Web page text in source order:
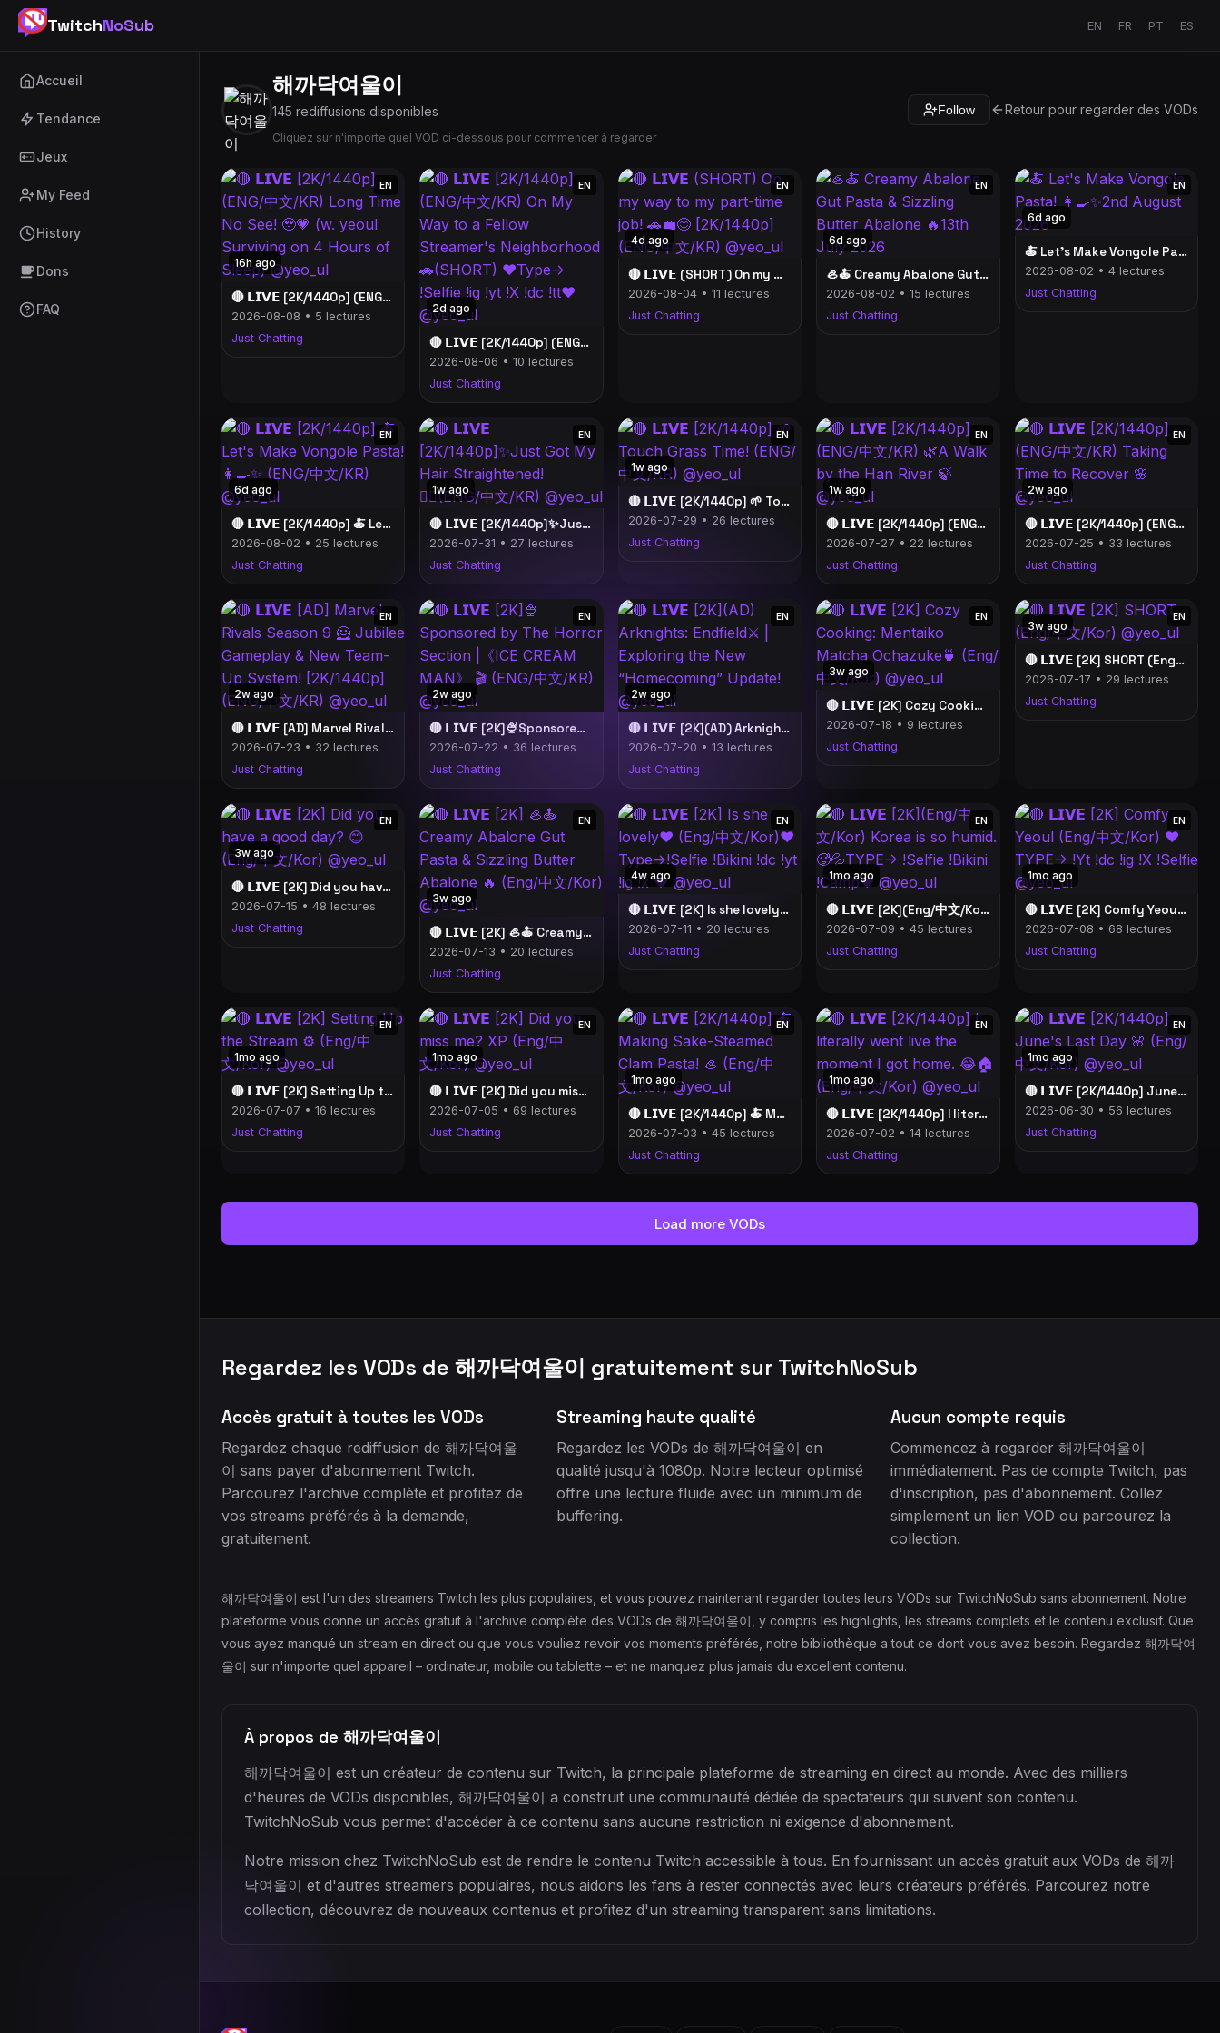
TwitchNoSub EN FR PT ES
Accueil
Tendance
Jeux
My Feed
History
Dons
FAQ
해까닥여울이
145 rediffusions disponibles
Cliquez sur n'importe quel VOD ci-dessous pour commencer à regarder
Follow Retour pour regarder des VODs
16h ago
EN
🔴 𝗟𝗜𝗩𝗘 [2K/1440p] (ENG/中文/KR) Long Time No See! 🥹💗 (w. yeoul Surviving on 4 Hours of Sleep) @yeo_ul
2026-08-08 • 5 lectures
Just Chatting
2d ago
EN
🔴 𝗟𝗜𝗩𝗘 [2K/1440p] (ENG/中文/KR) On My Way to a Fellow Streamer's Neighborhood 🚗(SHORT) ❤️Type-> !Selfie !ig !yt !X !dc !tt❤️ @yeo_ul
2026-08-06 • 10 lectures
Just Chatting
4d ago
EN
🔴 𝗟𝗜𝗩𝗘 (SHORT) On my way to my part-time job! 🚗💼😊 [2K/1440p] (ENG/中文/KR) @yeo_ul
2026-08-04 • 11 lectures
Just Chatting
6d ago
EN
🦪🍝 Creamy Abalone Gut Pasta & Sizzling Butter Abalone 🔥13th July 2026
2026-08-02 • 15 lectures
Just Chatting
6d ago
EN
🍝 Let's Make Vongole Pasta! 👩‍🍳✨2nd August 2026
2026-08-02 • 4 lectures
Just Chatting
6d ago
EN
🔴 𝗟𝗜𝗩𝗘 [2K/1440p] 🍝 Let's Make Vongole Pasta! 👩‍🍳✨ (ENG/中文/KR) @yeo_ul
2026-08-02 • 25 lectures
Just Chatting
1w ago
EN
🔴 𝗟𝗜𝗩𝗘 [2K/1440p]✨Just Got My Hair Straightened!💇‍♀️(ENG/中文/KR) @yeo_ul
2026-07-31 • 27 lectures
Just Chatting
1w ago
EN
🔴 𝗟𝗜𝗩𝗘 [2K/1440p] 🌱 Touch Grass Time! (ENG/中文/KR) @yeo_ul
2026-07-29 • 26 lectures
Just Chatting
1w ago
EN
🔴 𝗟𝗜𝗩𝗘 [2K/1440p] (ENG/中文/KR) 🌿A Walk by the Han River 🍃 @yeo_ul
2026-07-27 • 22 lectures
Just Chatting
2w ago
EN
🔴 𝗟𝗜𝗩𝗘 [2K/1440p] (ENG/中文/KR) Taking Time to Recover 🌸 @yeo_ul
2026-07-25 • 33 lectures
Just Chatting
2w ago
EN
🔴 𝗟𝗜𝗩𝗘 [AD] Marvel Rivals Season 9 🦸 Jubilee Gameplay & New Team-Up System! [2K/1440p] (ENG/中文/KR) @yeo_ul
2026-07-23 • 32 lectures
Just Chatting
2w ago
EN
🔴 𝗟𝗜𝗩𝗘 [2K]🍨Sponsored by The Horror Section |《ICE CREAM MAN》 🎬 (ENG/中文/KR) @yeo_ul
2026-07-22 • 36 lectures
Just Chatting
2w ago
EN
🔴 𝗟𝗜𝗩𝗘 [2K](AD) Arknights: Endfield⚔️ | Exploring the New “Homecoming” Update! @yeo_ul
2026-07-20 • 13 lectures
Just Chatting
3w ago
EN
🔴 𝗟𝗜𝗩𝗘 [2K] Cozy Cooking: Mentaiko Matcha Ochazuke🍵 (Eng/中文/Kor) @yeo_ul
2026-07-18 • 9 lectures
Just Chatting
3w ago
EN
🔴 𝗟𝗜𝗩𝗘 [2K] SHORT (Eng/中文/Kor) @yeo_ul
2026-07-17 • 29 lectures
Just Chatting
3w ago
EN
🔴 𝗟𝗜𝗩𝗘 [2K] Did you have a good day? 😊 (Eng/中文/Kor) @yeo_ul
2026-07-15 • 48 lectures
Just Chatting
3w ago
EN
🔴 𝗟𝗜𝗩𝗘 [2K] 🦪🍝 Creamy Abalone Gut Pasta & Sizzling Butter Abalone 🔥 (Eng/中文/Kor) @yeo_ul
2026-07-13 • 20 lectures
Just Chatting
4w ago
EN
🔴 𝗟𝗜𝗩𝗘 [2K] Is she lovely❤️ (Eng/中文/Kor)❤️ Type->!Selfie !Bikini !dc !yt !ig !x ❤️ @yeo_ul
2026-07-11 • 20 lectures
Just Chatting
1mo ago
EN
🔴 𝗟𝗜𝗩𝗘 [2K](Eng/中文/Kor) Korea is so humid. 🥵💦TYPE-> !Selfie !Bikini !Camp❤️ @yeo_ul
2026-07-09 • 45 lectures
Just Chatting
1mo ago
EN
🔴 𝗟𝗜𝗩𝗘 [2K] Comfy Yeoul (Eng/中文/Kor) ❤️TYPE-> !Yt !dc !ig !X !Selfie @yeo_ul
2026-07-08 • 68 lectures
Just Chatting
1mo ago
EN
🔴 𝗟𝗜𝗩𝗘 [2K] Setting Up the Stream ⚙️ (Eng/中文/Kor) @yeo_ul
2026-07-07 • 16 lectures
Just Chatting
1mo ago
EN
🔴 𝗟𝗜𝗩𝗘 [2K] Did you miss me? XP (Eng/中文/Kor) @yeo_ul
2026-07-05 • 69 lectures
Just Chatting
1mo ago
EN
🔴 𝗟𝗜𝗩𝗘 [2K/1440p] 🍝 Making Sake-Steamed Clam Pasta! 🦪 (Eng/中文/Kor) @yeo_ul
2026-07-03 • 45 lectures
Just Chatting
1mo ago
EN
🔴 𝗟𝗜𝗩𝗘 [2K/1440p] I literally went live the moment I got home. 😂🏠 (Eng/中文/Kor) @yeo_ul
2026-07-02 • 14 lectures
Just Chatting
1mo ago
EN
🔴 𝗟𝗜𝗩𝗘 [2K/1440p] June's Last Day 🌸 (Eng/中文/Kor) @yeo_ul
2026-06-30 • 56 lectures
Just Chatting
Load more VODs
Regardez les VODs de 해까닥여울이 gratuitement sur TwitchNoSub
Accès gratuit à toutes les VODs
Regardez chaque rediffusion de 해까닥여울
이 sans payer d'abonnement Twitch.
Parcourez l'archive complète et profitez de
vos streams préférés à la demande,
gratuitement.
Streaming haute qualité
Regardez les VODs de 해까닥여울이 en
qualité jusqu'à 1080p. Notre lecteur optimisé
offre une lecture fluide avec un minimum de
buffering.
Aucun compte requis
Commencez à regarder 해까닥여울이
immédiatement. Pas de compte Twitch, pas
d'inscription, pas d'abonnement. Collez
simplement un lien VOD ou parcourez la
collection.
해까닥여울이 est l'un des streamers Twitch les plus populaires, et vous pouvez maintenant regarder toutes leurs VODs sur TwitchNoSub sans abonnement. Notre
plateforme vous donne un accès gratuit à l'archive complète des VODs de 해까닥여울이, y compris les highlights, les streams complets et le contenu exclusif. Que
vous ayez manqué un stream en direct ou que vous vouliez revoir vos moments préférés, notre bibliothèque a tout ce dont vous avez besoin. Regardez 해까닥여
울이 sur n'importe quel appareil – ordinateur, mobile ou tablette – et ne manquez plus jamais du excellent contenu.
À propos de 해까닥여울이
해까닥여울이 est un créateur de contenu sur Twitch, la principale plateforme de streaming en direct au monde. Avec des milliers
d'heures de VODs disponibles, 해까닥여울이 a construit une communauté dédiée de spectateurs qui suivent son contenu.
TwitchNoSub vous permet d'accéder à ce contenu sans aucune restriction ni exigence d'abonnement.
Notre mission chez TwitchNoSub est de rendre le contenu Twitch accessible à tous. En fournissant un accès gratuit aux VODs de 해까
닥여울이 et d'autres streamers populaires, nous aidons les fans à rester connectés avec leurs créateurs préférés. Parcourez notre
collection, découvrez de nouveaux contenus et profitez d'un streaming transparent sans limitations.